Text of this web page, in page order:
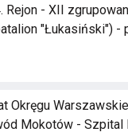
Rejon - XII
"Łukasiński") -
Okręgu
Mokotów - Szpital